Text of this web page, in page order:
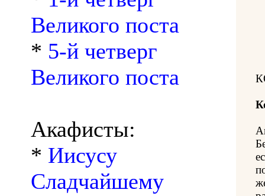
Великого поста
* 5-й четверг
Великого поста
Акафисты:
* Иисусу
Сладчайшему